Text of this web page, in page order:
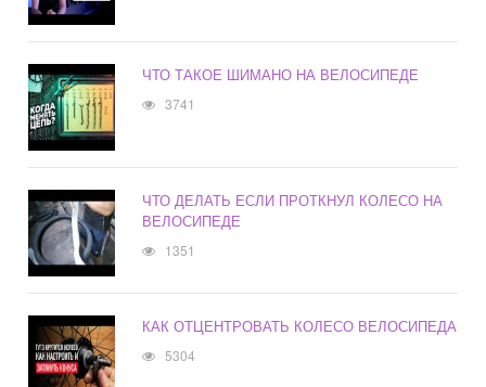
ЧТО ТАКОЕ ШИМАНО НА ВЕЛОСИПЕДЕ
3741
ЧТО ДЕЛАТЬ ЕСЛИ ПРОТКНУЛ КОЛЕСО НА
ВЕЛОСИПЕДЕ
1351
КАК ОТЦЕНТРОВАТЬ КОЛЕСО ВЕЛОСИПЕДА
5304